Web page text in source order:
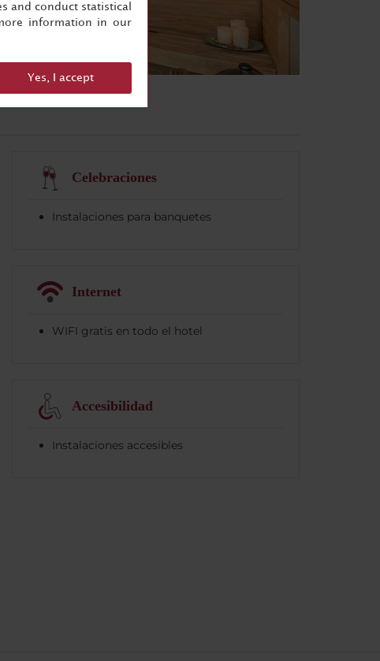
Celebraciones
Instalaciones para banquetes
Internet
WIFI gratis en todo el hotel
Accesibilidad
Instalaciones accesibles
and conduct statistical
information in our
Yes, I accept